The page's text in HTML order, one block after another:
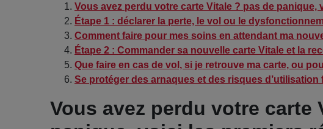
Vous avez perdu votre carte Vitale ? pas de panique,
Étape 1 : déclarer la perte, le vol ou le
Comment faire pour mes soins en attendant ma
Étape 2 : Commander sa nouvelle carte Vitale et la
Que faire en cas de vol, si je retrouve ma carte, ou
Se protéger des arnaques et des risques d’utilisation
Vous avez perdu votre carte